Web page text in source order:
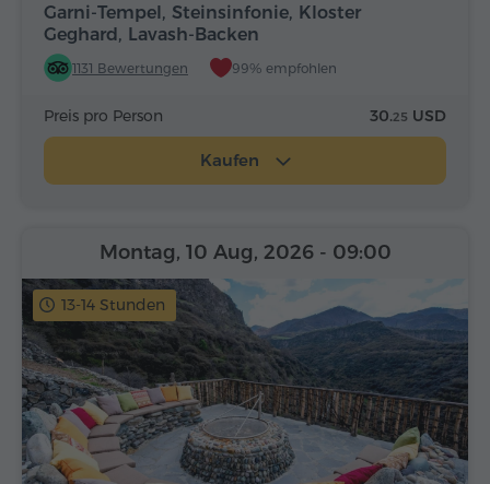
Garni-Tempel, Steinsinfonie, Kloster
Geghard, Lavash-Backen
1131 Bewertungen 99% empfohlen
Preis pro Person 30.25 USD
Kaufen
13-14 Stunden
Montag, 10 Aug, 2026 - 09:00